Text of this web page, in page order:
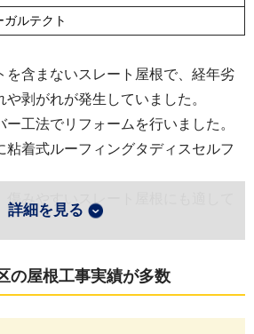
ガルテクト
を含まないスレート屋根で、経年劣
剥がれが発生していました。
工法でリフォームを行いました。
粘着式ルーフィングタディスセルフ
傷みやすいスレート屋根にも適して
」を設置しました。
て屋根材を立ち上げ、さらにテイガ
スヌキ工法」を行いました。
詳細を見る
の屋根工事実績が多数